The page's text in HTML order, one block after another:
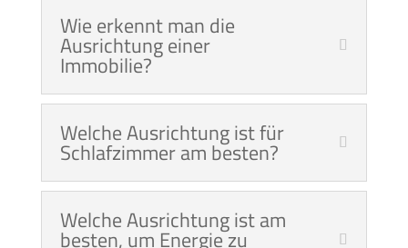
Wie erkennt man die
Ausrichtung einer
Immobilie?
Welche Ausrichtung ist für
Schlafzimmer am besten?
Welche Ausrichtung ist am
besten, um Energie zu